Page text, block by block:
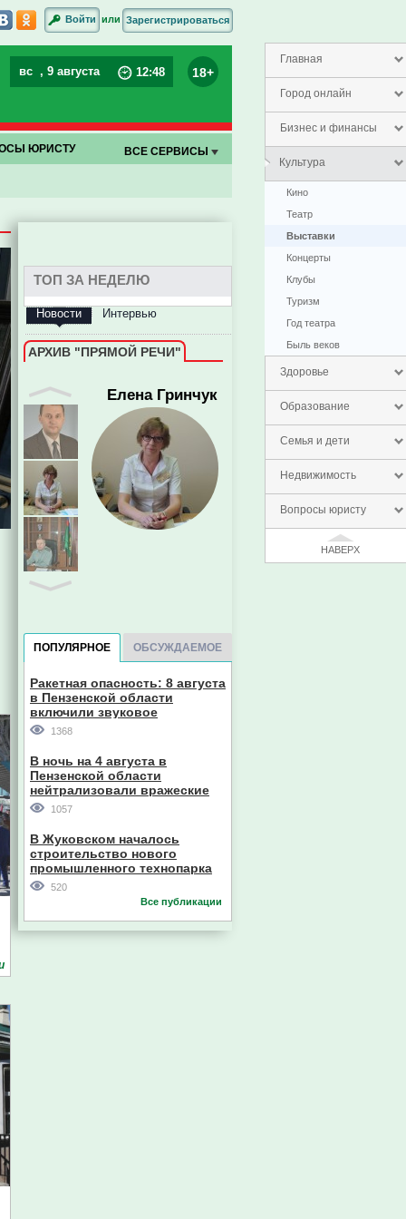
Главная
Город онлайн
Бизнес и финансы
Культура
Кино
Театр
Выставки
Концерты
Клубы
Туризм
Год театра
Быль веков
Здоровье
Образование
Семья и дети
Недвижимость
Вопросы юристу
НАВЕРХ
Войти или Зарегистрироваться
вс , 9 августа 12:48 18+
ЮРИСТУ ВСЕ СЕРВИСЫ
ТОП ЗА НЕДЕЛЮ
Новости Интервью
АРХИВ "ПРЯМОЙ РЕЧИ"
Елена Гринчук
ПОПУЛЯРНОЕ ОБСУЖДАЕМОЕ
Ракетная опасность: 8 августа
в Пензенской области
включили звуковое
оповещение
1368
В ночь на 4 августа в
Пензенской области
нейтрализовали вражеские
дроны
1057
В Жуковском началось
строительство нового
промышленного технопарка
520
Все публикации